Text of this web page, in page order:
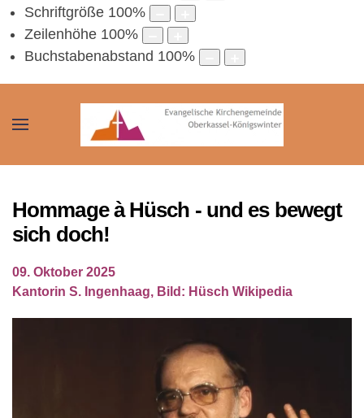
Schriftgröße 100%
Zeilenhöhe 100%
Buchstabenabstand 100%
Hommage à Hüsch - und es bewegt
sich doch!
09. Oktober 2025
Kantorin S. Ingenhaag, Bild: Hüsch Wikipedia